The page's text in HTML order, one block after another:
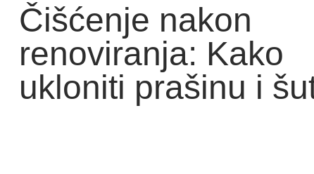
Čišćenje nakon
renoviranja: Kako
ukloniti prašinu i